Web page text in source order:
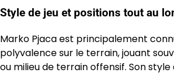
Style de jeu et positions tout au
Marko Pjaca est principalement
polyvalence sur le terrain, jouant
ou milieu de terrain offensif. Son